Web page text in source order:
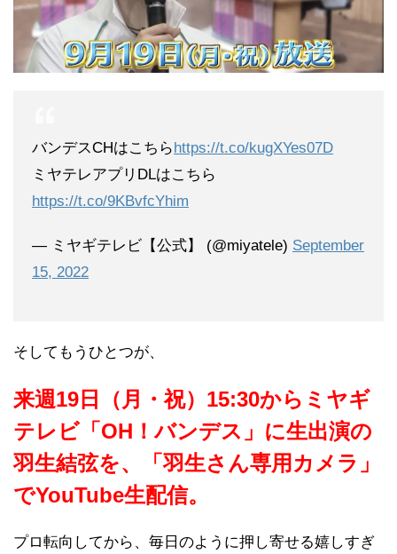
バンデスCHはこちらhttps://t.co/kugXYes07D
ミヤテレアプリDLはこちら
https://t.co/9KBvfcYhim
— ミヤギテレビ【公式】 (@miyatele) September
15, 2022
そしてもうひとつが、
来週19日（月・祝）15:30からミヤギ
テレビ「OH！バンデス」に生出演の
羽生結弦を、「羽生さん専用カメラ」
でYouTube生配信。
プロ転向してから、毎日のように押し寄せる嬉しすぎ